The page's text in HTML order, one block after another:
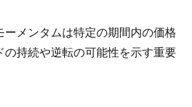
メンタムは特定の期間内の価格
の持続や逆転の可能性を示す重要